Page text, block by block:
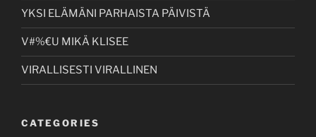
YKSI ELÄMÄNI PARHAISTA PÄIVISTÄ
V#%€U MIKÄ KLISEE
VIRALLISESTI VIRALLINEN
CATEGORIES